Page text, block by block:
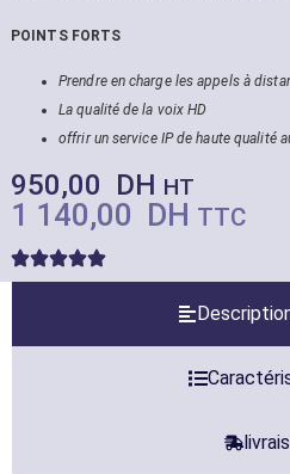
POINTS FORTS
Prendre en charge les appels à
La qualité de la voix HD
offrir un service IP de haute qualité
950,00 DH HT
1 140,00 DH TTC